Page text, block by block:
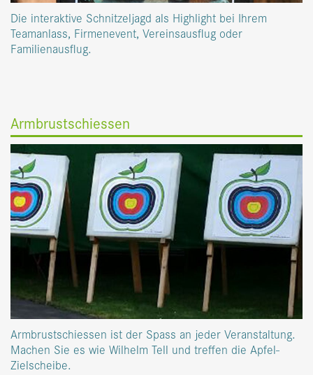
Die interaktive Schnitzeljagd als Highlight bei Ihrem
Teamanlass, Firmenevent, Vereinsausflug oder
Familienausflug.
Armbrustschiessen
Armbrustschiessen ist der Spass an jeder Veranstaltung.
Machen Sie es wie Wilhelm Tell und treffen die Apfel-
Zielscheibe.